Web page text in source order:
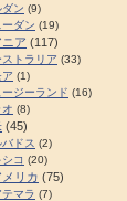
ダン (9)
ダン (19)
ア (117)
ストラリア (33)
(1)
ージーランド (16)
オ (8)
(45)
バドス (2)
シコ (20)
リカ (75)
テマラ (7)